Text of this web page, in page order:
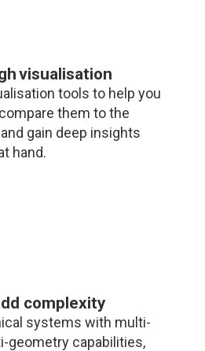
visualisation
tools to help you
them to the
gain deep insights
hand.
complexity
systems with multi-
geometry capabilities,